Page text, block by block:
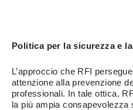
Politica per la sicurezza e
L’approccio che RFI
attenzione alla prevenzione
professionali. In tale ottica,
la più ampia consapevolezza